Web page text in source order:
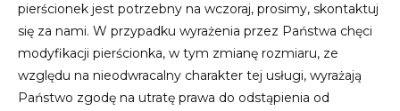
pierścionek jest potrzebny na wczoraj, prosimy, skontaktuj
się za nami. W przypadku wyrażenia przez Państwa chęci
modyfikacji pierścionka, w tym zmianę rozmiaru, ze
względu na nieodwracalny charakter tej usługi, wyrażają
Państwo zgodę na utratę prawa do odstąpienia od